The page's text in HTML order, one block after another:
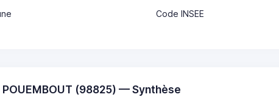
Code INSEE
POUEMBOUT (98825) — Synthèse